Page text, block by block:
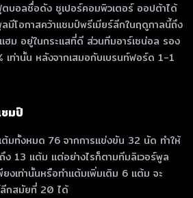
บอลชื่อดัง ซูเปอร์คอมพิวเตอร์ ออปต้าได้
ลมีโอกาสคว้าแชมป์พรีเมียร์ลีกในฤดูกาลนี้ถึง
ฮม อยู่ในกระแสที่ดี ส่วนทีมอาร์เซน่อล รอง
เท่านั้น หลังจากเสมอกับเบรนท์ฟอร์ด 1-1
มป์
มทั้งหมด 76 จากการแข่งขัน 32 นัด ทำให้
ง 13 แต้ม แต่อย่างไรก็ตามทีมลิเวอร์พูล
งเท่านั้นหรือทำแต้มเพิ่มเติม 6 แต้ม จะ
ลีกสมัยที่ 20 ได้